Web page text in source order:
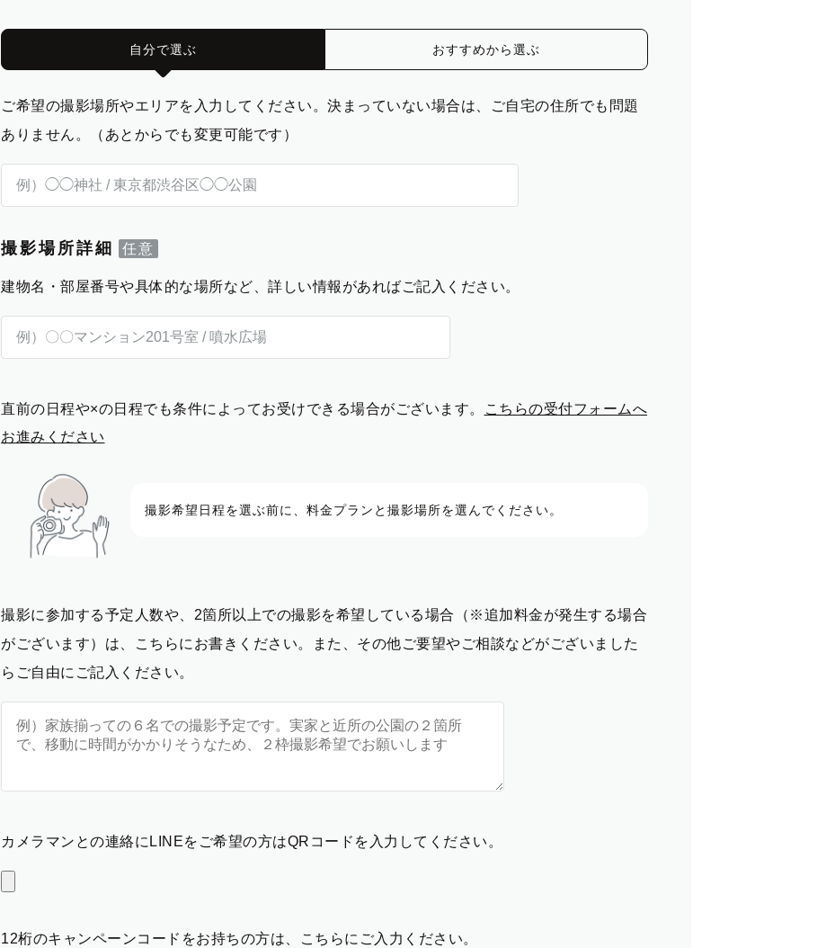
自分で選ぶ おすすめから選ぶ
ご希望の撮影場所やエリアを入力してください。決まっていない場合は、ご自宅の住所でも問題
ありません。（あとからでも変更可能です）
撮影場所詳細
建物名・部屋番号や具体的な場所など、詳しい情報があればご記入ください。
直前の日程や×の日程でも条件によってお受けできる場合がございます。
こちらの受付フォームへ
お進みください
撮影希望日程を選ぶ前に、料金プランと撮影場所を選んでください。
撮影に参加する予定人数や、2箇所以上での撮影を希望している場合（※追加料金が発生する場合
がございます）は、こちらにお書きください。また、その他ご要望やご相談などがございました
らご自由にご記入ください。
カメラマンとの連絡にLINEをご希望の方はQRコードを入力してください。
12桁のキャンペーンコードをお持ちの方は、こちらにご入力ください。